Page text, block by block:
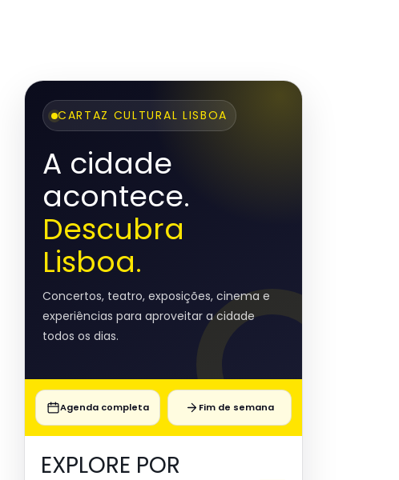
CARTAZ CULTURAL LISBOA
A cidade
acontece.
Descubra
Lisboa.
Concertos, teatro, exposições, cinema e
experiências para aproveitar a cidade
todos os dias.
Agenda completa Fim de semana
EXPLORE POR